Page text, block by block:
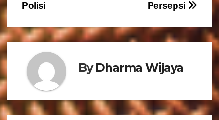
g
a
p
o
Persepsi
Polisi
ByDharma Wijaya